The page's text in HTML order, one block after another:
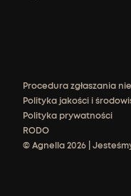
Procedura zgłaszania
Polityka jakości i
Polityka prywatności
RODO
© Agnella 2026 |